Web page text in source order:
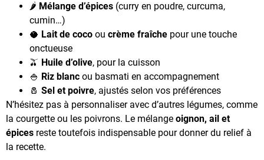
🌶️ Mélange d’épices (curry en poudre, curcuma,
cumin…)
🥥 Lait de coco ou crème fraîche pour une touche
onctueuse
🫒 Huile d’olive, pour la cuisson
🍚 Riz blanc ou basmati en accompagnement
🧂 Sel et poivre, ajustés selon vos préférences
N’hésitez pas à personnaliser avec d’autres légumes, comme
la courgette ou les poivrons. Le mélange oignon, ail et
épices reste toutefois indispensable pour donner du relief à
la recette.